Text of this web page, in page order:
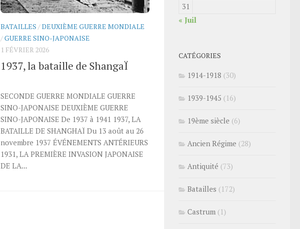
BATAILLES /DEUXIÈME GUERRE MONDIALE
/GUERRE SINO-JAPONAISE
1 FÉVRIER 2026
1937, la bataille de ShangaÏ
SECONDE GUERRE MONDIALE GUERRE
SINO-JAPONAISE DEUXIÈME GUERRE
SINO-JAPONAISE De 1937 à 1941 1937, LA
BATAILLE DE SHANGHAÏ Du 13 août au 26
novembre 1937 ÉVÉNEMENTS ANTÉRIEURS
1931, LA PREMIÈRE INVASION JAPONAISE
DE LA...
31
« Juil
CATÉGORIES
1914-1918 (30)
1939-1945 (16)
19ème siècle (6)
Ancien Régime (28)
Antiquité (73)
Batailles (172)
Castrum (1)